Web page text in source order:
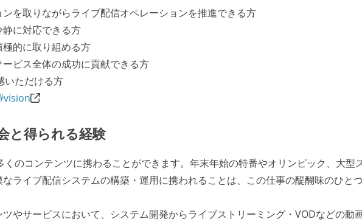
ンを取りながらライブ配信オペレーションを推進できる方
静に対応できる方
極的に取り組める方
ービス全体の成功に貢献できる方
いただける方
と得られる経験
くのコンテンツに携わることができます。年末年始の特番やオリンピック、大型
ライブ配信システムの構築・運用に携われることは、この仕事の醍醐味のひと
ツやサービスにおいて、システム開発からライブストリーミング・VODなどの動